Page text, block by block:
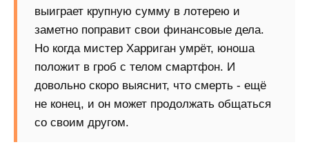
выиграет крупную сумму в лотерею и
заметно поправит свои финансовые дела.
Но когда мистер Харриган умрёт, юноша
положит в гроб с телом смартфон. И
довольно скоро выяснит, что смерть - ещё
не конец, и он может продолжать общаться
со своим другом.